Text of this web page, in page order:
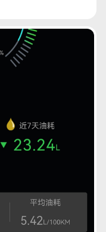
можно
на замене.
гарантия 8 лет
лично у меня
высоким дизайном,
###
Yixuan MAX доступен
обе оснащены
Его
комфорт даже
от условий вождения и
На
можно проехать